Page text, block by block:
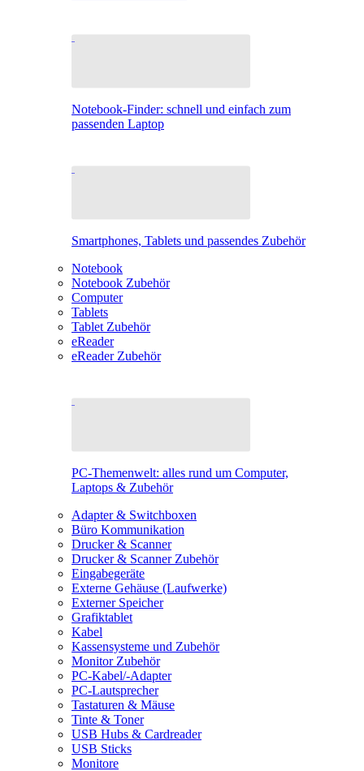
Notebook-Finder: schnell und einfach zum
passenden Laptop
Smartphones, Tablets und passendes Zubehör
Notebook
Notebook Zubehör
Computer
Tablets
Tablet Zubehör
eReader
eReader Zubehör
PC-Themenwelt: alles rund um Computer,
Laptops & Zubehör
Adapter & Switchboxen
Büro Kommunikation
Drucker & Scanner
Drucker & Scanner Zubehör
Eingabegeräte
Externe Gehäuse (Laufwerke)
Externer Speicher
Grafiktablet
Kabel
Kassensysteme und Zubehör
Monitor Zubehör
PC-Kabel/-Adapter
PC-Lautsprecher
Tastaturen & Mäuse
Tinte & Toner
USB Hubs & Cardreader
USB Sticks
Monitore